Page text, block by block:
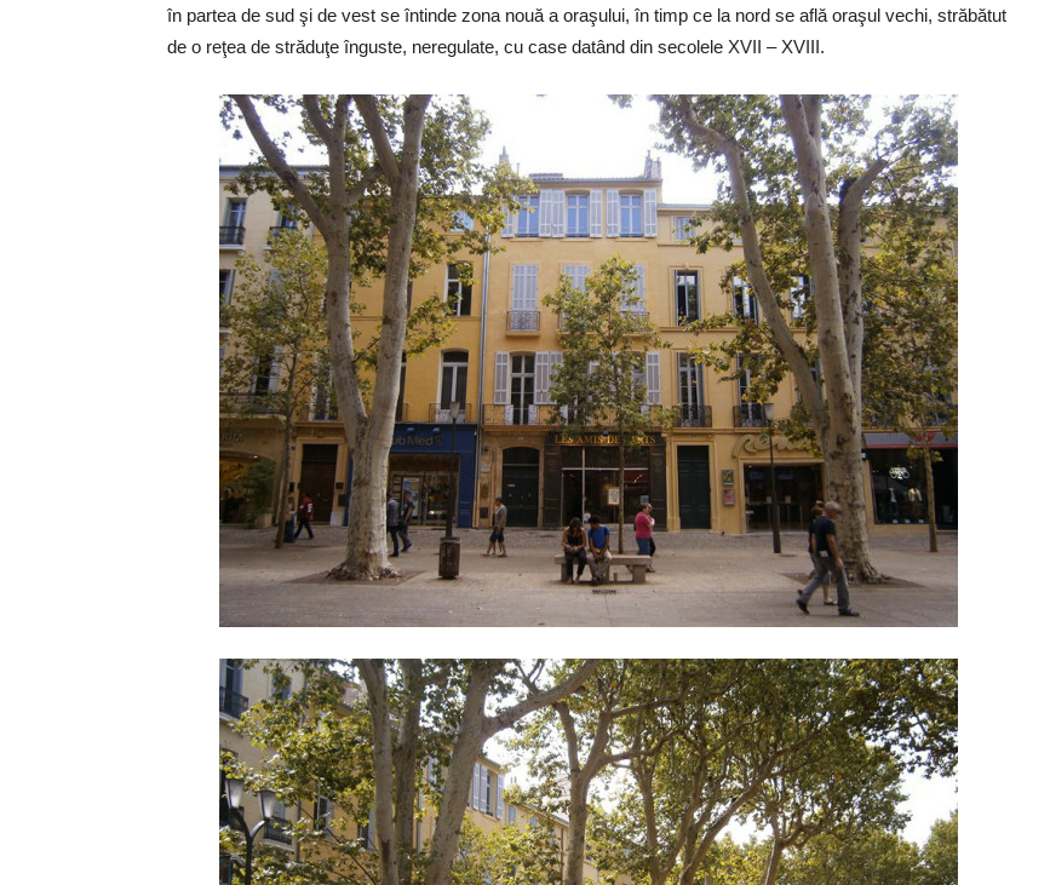
în partea de sud şi de vest se întinde zona nouă a oraşului, în timp ce la nord se află oraşul vechi, străbătut
de o reţea de străduţe înguste, neregulate, cu case datând din secolele XVII – XVIII.